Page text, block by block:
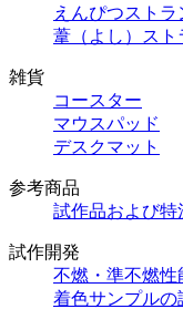
えんぴつストラ
葦（よし）ス
雑貨
コースター
マウスパッド
デスクマット
参考商品
試作品および特
試作開発
不燃・準不燃性
着色サンプルの